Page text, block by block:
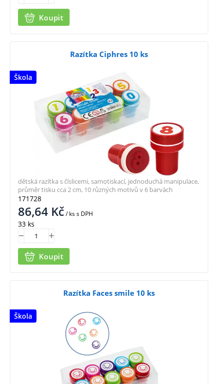
Koupit
Škola
Razítka Ciphres 10 ks
171728
86,64 Kč/ kss DPH
33 ks
Koupit
dětská razítka s číslicemi, samotiskací, jednoduchá manipulace,
průměr tisku cca 2 cm, 10 různých motivů v 6 barvách
Škola
Razítka Faces smile 10 ks